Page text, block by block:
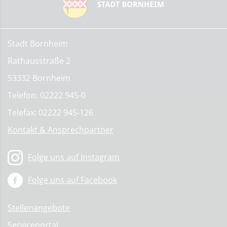
Stadt Bornheim
Rathausstraße 2
53332 Bornheim
Telefon: 02222 945-0
Telefax: 02222 945-126
Kontakt & Ansprechpartner
Folge uns auf Instagram
Folge uns auf Facebook
Stellenangebote